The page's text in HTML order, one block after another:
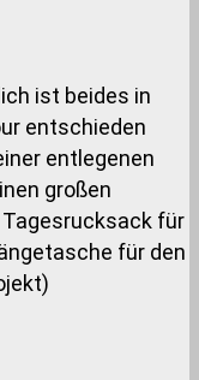
ist beides in
entschieden
entlegenen
großen
für
für den